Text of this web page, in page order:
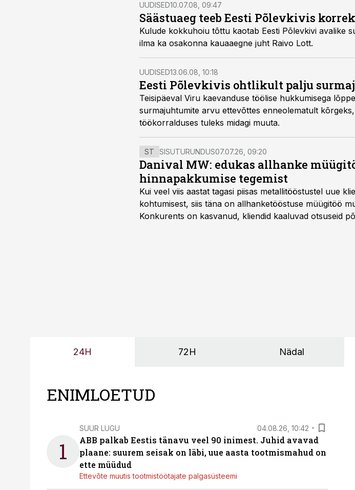
UUDISED10.07.08, 09:47
Säästuaeg teeb Eesti Põlevkivis
Kulude kokkuhoiu tõttu kaotab Eesti Põlevkivi avalike suhete osakonna ja alates tänasest jääb töökohast
ilma ka osakonna kauaaegne juht Raivo Lott.
UUDISED13.06.08, 10:18
Eesti Põlevkivis ohtlikult palju
Teisipäeval Viru kaevanduse töölise hukkumisega lõppenud järjekordne õnnetus on tõstnud tänavuse
surmajuhtumite arvu ettevõttes enneolematult kõrgeks, seades kontserni ette küsimuse, kas
töökorralduses tuleks midagi muuta.
ST SISUTURUNDUS07.07.26, 09:20
Danival MW: edukas allhanke
hinnapakkumise tegemist
Kui veel viis aastat tagasi piisas metallitööstustel uue
kohtumisest, siis täna on allhanketööstuse müügitöö
Konkurents on kasvanud, kliendid kaaluvad otsuseid
24H 72H Nädal
ENIMLOETUD
1
SUUR LUGU 04.08.26, 10:42
ABB palkab Eestis tänavu veel 90 inimest. Juhid avavad
plaane: suurem seisak on läbi, uue aasta tootmismahud on
ette müüdud
Ettevõte muutis tootmistöötajate palgasüsteemi